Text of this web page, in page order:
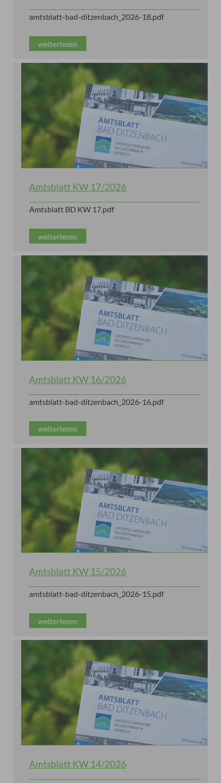
amtsblatt-bad-ditzenbach_2026-18.pdf
weiterlesen
Amtsblatt KW 17/2026
Amtsblatt BD KW 17.pdf
weiterlesen
Amtsblatt KW 16/2026
amtsblatt-bad-ditzenbach_2026-16.pdf
weiterlesen
Amtsblatt KW 15/2026
amtsblatt-bad-ditzenbach_2026-15.pdf
weiterlesen
Amtsblatt KW 14/2026